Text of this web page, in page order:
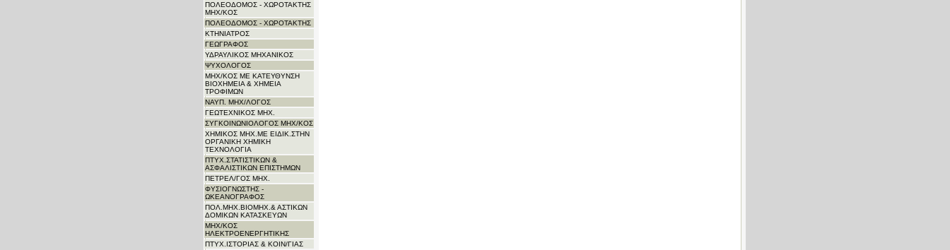
ΠΟΛΕΟΔΟΜΟΣ - ΧΩΡΟΤΑΚΤΗΣ
ΜΗΧ/ΚΟΣ
ΠΟΛΕΟΔΟΜΟΣ - ΧΩΡΟΤΑΚΤΗΣ
ΚΤΗΝΙΑΤΡΟΣ
ΓΕΩΓΡΑΦΟΣ
ΥΔΡΑΥΛΙΚΟΣ ΜΗΧΑΝΙΚΟΣ
ΨΥΧΟΛΟΓΟΣ
ΜΗΧ/ΚΟΣ ΜΕ ΚΑΤΕΥΘΥΝΣΗ
ΒΙΟΧΗΜΕΙΑ & ΧΗΜΕΙΑ
ΤΡΟΦΙΜΩΝ
ΝΑΥΠ. ΜΗΧ/ΛΟΓΟΣ
ΓΕΩΤΕΧΝΙΚΟΣ ΜΗΧ.
ΣΥΓΚΟΙΝΩΝΙΟΛΟΓΟΣ ΜΗΧ/ΚΟΣ
ΧΗΜΙΚΟΣ ΜΗΧ.ΜΕ ΕΙΔΙΚ.ΣΤΗΝ
ΟΡΓΑΝΙΚΗ ΧΗΜΙΚΗ
ΤΕΧΝΟΛΟΓΙΑ
ΠΤΥΧ.ΣΤΑΤΙΣΤΙΚΩΝ &
ΑΣΦΑΛΙΣΤΙΚΩΝ ΕΠΙΣΤΗΜΩΝ
ΠΕΤΡΕΛ/ΓΟΣ ΜΗΧ.
ΦΥΣΙΟΓΝΩΣΤΗΣ -
ΩΚΕΑΝΟΓΡΑΦΟΣ
ΠΟΛ.ΜΗΧ.ΒΙΟΜΗΧ.& ΑΣΤΙΚΩΝ
ΔΟΜΙΚΩΝ ΚΑΤΑΣΚΕΥΩΝ
ΜΗΧ/ΚΟΣ
ΗΛΕΚΤΡΟΕΝΕΡΓΗΤΙΚΗΣ
ΠΤΥΧ.ΙΣΤΟΡΙΑΣ & ΚΟΙΝ/ΓΙΑΣ